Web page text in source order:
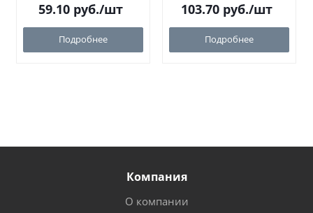
59.10 руб./шт
Подробнее
103.70 руб./шт
Подробнее
Компания
О компании